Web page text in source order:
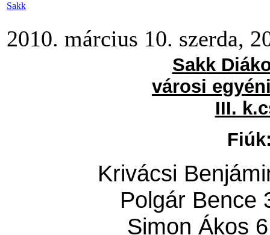
Sakk
2010. március 10. szerda,
Sakk
városi
III.
Krivácsi
Polgár Bence
Simon Ákos